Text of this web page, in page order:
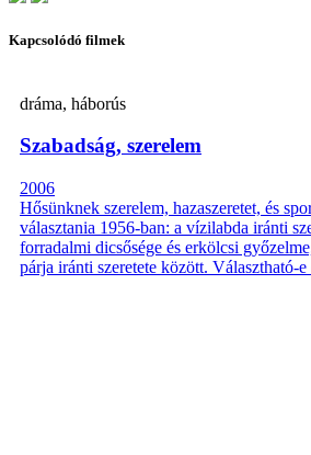
Kapcsolódó filmek
dráma, háborús
Szabadság, szerelem
2006
Hősünknek szerelem, hazaszeretet, és
választania 1956-ban: a vízilabda iránti
forradalmi dicsősége és erkölcsi
párja iránti szeretete között. Választható-e